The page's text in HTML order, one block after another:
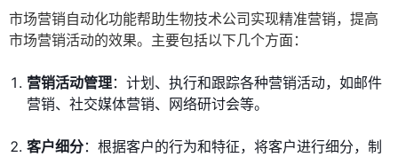
市场营销自动化功能帮助生物技术公司实现精准营销，提高
市场营销活动的效果。主要包括以下几个方面：
营销活动管理：计划、执行和跟踪各种营销活动，如邮件
营销、社交媒体营销、网络研讨会等。
客户细分：根据客户的行为和特征，将客户进行细分，制